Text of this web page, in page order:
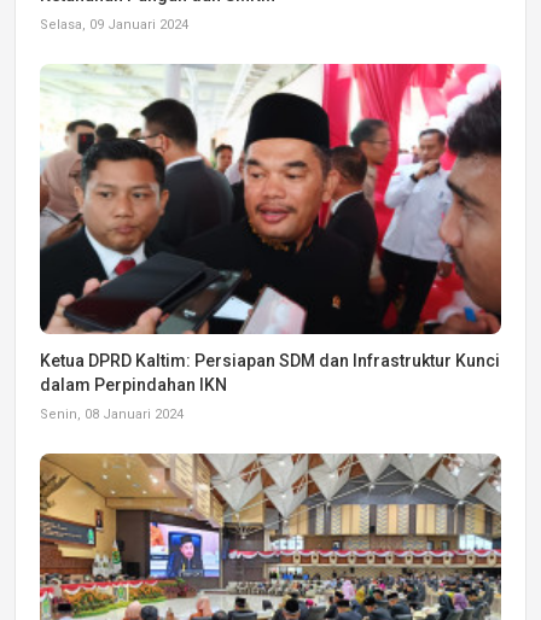
Selasa, 09 Januari 2024
Ketua DPRD Kaltim: Persiapan SDM dan Infrastruktur Kunci
dalam Perpindahan IKN
Senin, 08 Januari 2024